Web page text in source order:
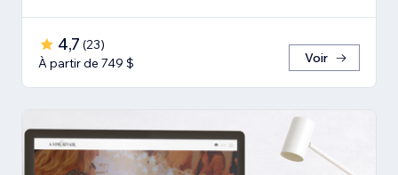
4,7 (23)
À partir de 749 $
Voir